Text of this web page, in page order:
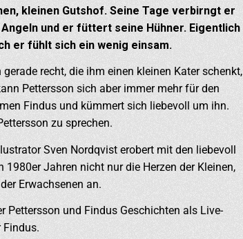
kleinen Gutshof. Seine Tage verbirngt er
und er füttert seine Hühner. Eigentlich
er fühlt sich ein wenig einsam.
recht, die ihm einen kleinen Kater schenkt,
Pettersson sich aber immer mehr für den
Findus und kümmert sich liebevoll um ihn.
zu sprechen.
Sven Nordqvist erobert mit den liebevoll
Jahren nicht nur die Herzen der Kleinen,
Erwachsenen an.
und Findus Geschichten als Live-